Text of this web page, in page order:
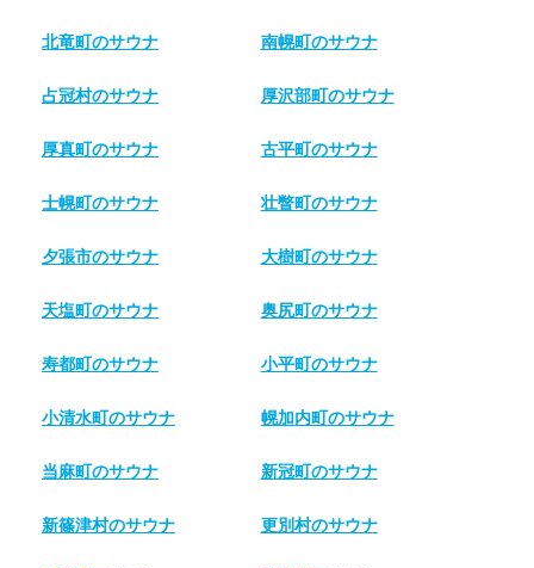
北竜町のサウナ 南幌町のサウナ
占冠村のサウナ 厚沢部町のサウナ
厚真町のサウナ 古平町のサウナ
士幌町のサウナ 壮瞥町のサウナ
夕張市のサウナ 大樹町のサウナ
天塩町のサウナ 奥尻町のサウナ
寿都町のサウナ 小平町のサウナ
小清水町のサウナ 幌加内町のサウナ
当麻町のサウナ 新冠町のサウナ
新篠津村のサウナ 更別村のサウナ